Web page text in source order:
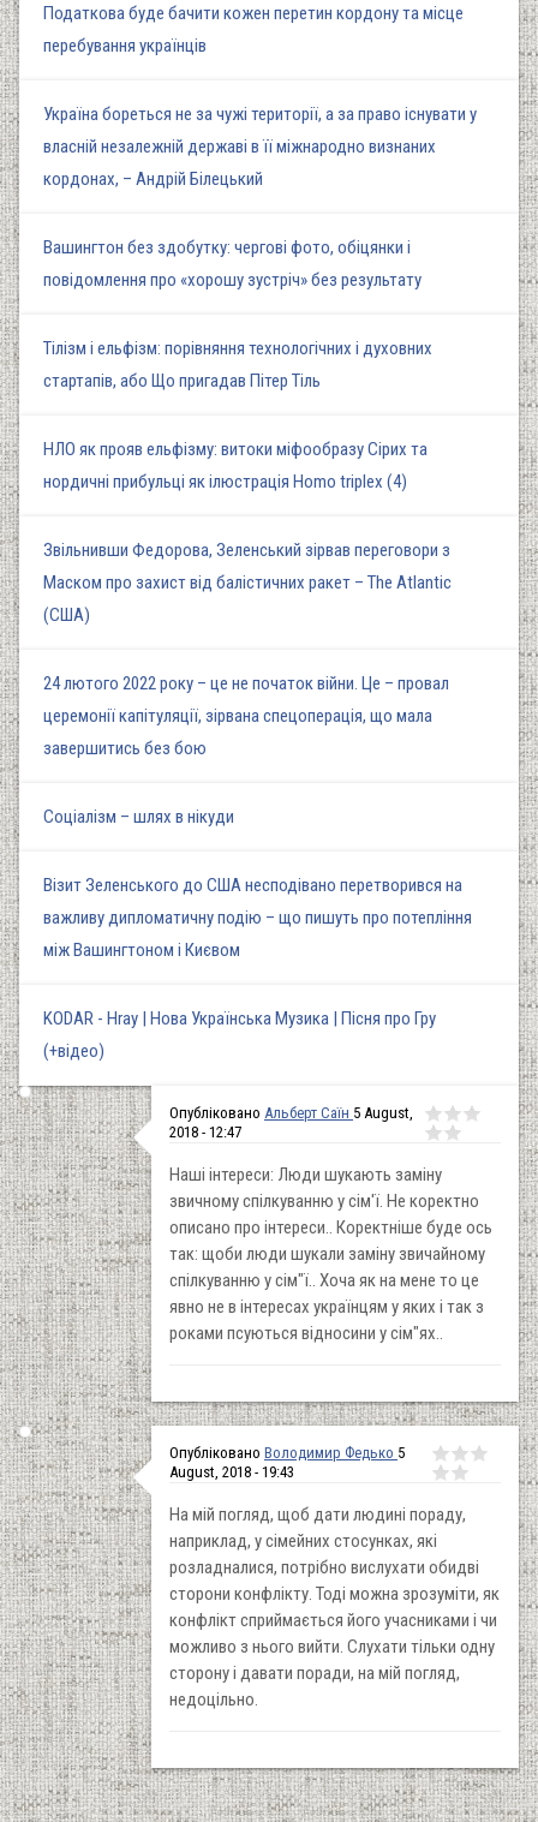
Податкова буде бачити кожен перетин кордону та місце
перебування українців
Україна бореться не за чужі території, а за право існувати у
власній незалежній державі в її міжнародно визнаних
кордонах, – Андрій Білецький
Вашингтон без здобутку: чергові фото, обіцянки і
повідомлення про «хорошу зустріч» без результату
Тілізм і ельфізм: порівняння технологічних і духовних
стартапів, або Що пригадав Пітер Тіль
НЛО як прояв ельфізму: витоки міфообразу Сірих та
нордичні прибульці як ілюстрація Homo triplex (4)
Звільнивши Федорова, Зеленський зірвав переговори з
Маском про захист від балістичних ракет – The Atlantic
(США)
24 лютого 2022 року – це не початок війни. Це – провал
церемонії капітуляції, зірвана спецоперація, що мала
завершитись без бою
Соціалізм – шлях в нікуди
Візит Зеленського до США несподівано перетворився на
важливу дипломатичну подію – що пишуть про потепління
між Вашингтоном і Києвом
KODAR - Hray | Нова Українська Музика | Пісня про Гру
(+відео)
Опубліковано Альберт Саїн 5 August,
2018 - 12:47
Наші інтереси: Люди шукають заміну
звичному спілкуванню у сім'ї. Не коректно
описано про інтереси.. Коректніше буде ось
так: щоби люди шукали заміну звичайному
спілкуванню у сім"ї.. Хоча як на мене то це
явно не в інтересах українцям у яких і так з
роками псуються відносини у сім"ях..
Опубліковано Володимир Федько 5
August, 2018 - 19:43
На мій погляд, щоб дати людині пораду,
наприклад, у сімейних стосунках, які
розладналися, потрібно вислухати обидві
сторони конфлікту. Тоді можна зрозуміти, як
конфлікт сприймається його учасниками і чи
можливо з нього вийти. Слухати тільки одну
сторону і давати поради, на мій погляд,
недоцільно.